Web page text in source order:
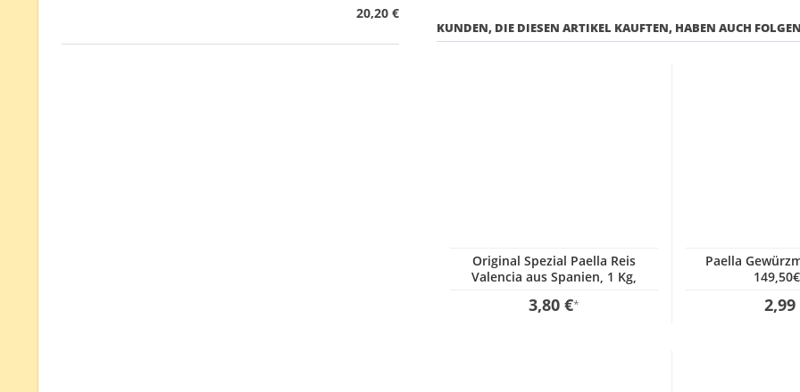
KUNDEN, DIE DIESEN ARTIKEL KAUFTEN, HABEN AUCH
Original Spezial Paella Reis
Valencia aus Spanien, 1 Kg,
3,80 €*
Paella
2,99
20,20 €